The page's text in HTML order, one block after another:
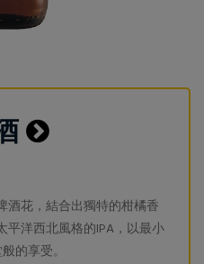
酒花，結合出獨特的柑橘香
平洋西北風格的IPA，以最小
的享受。